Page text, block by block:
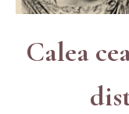
Calea